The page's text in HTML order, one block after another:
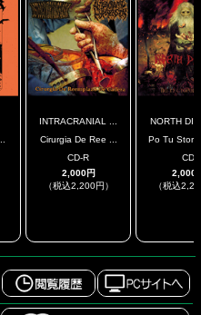
INTRACRANIAL ...
Cirurgia De Ree ...
CD-R
2,000円
（税込2,200円）
NORTH
Po Tu
CD
2,000
（税込